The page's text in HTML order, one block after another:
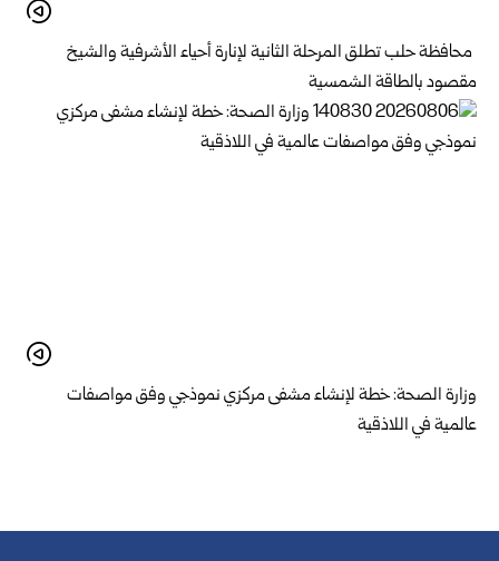
محافظة حلب تطلق المرحلة الثانية لإنارة أحياء الأشرفية والشيخ
مقصود بالطاقة الشمسية
وزارة الصحة: خطة لإنشاء مشفى مركزي نموذجي وفق مواصفات
عالمية في اللاذقية